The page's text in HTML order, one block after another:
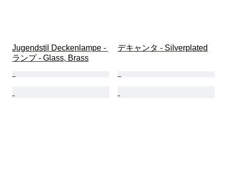
Jugendstil Deckenlampe -
ランプ - Glass, Brass
デキャンタ - Silverplated